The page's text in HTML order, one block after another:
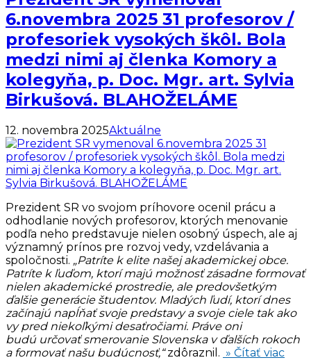
6.novembra 2025 31 profesorov /
profesoriek vysokých škôl. Bola
medzi nimi aj členka Komory a
kolegyňa, p. Doc. Mgr. art. Sylvia
Birkušová. BLAHOŽELÁME
12. novembra 2025Aktuálne
Prezident SR vo svojom príhovore ocenil prácu a
odhodlanie nových profesorov, ktorých menovanie
podľa neho predstavuje nielen osobný úspech, ale aj
významný prínos pre rozvoj vedy, vzdelávania a
spoločnosti. „Patríte k elite našej akademickej obce.
Patríte k ľuďom, ktorí majú možnosť zásadne formovať
nielen akademické prostredie, ale predovšetkým
ďalšie generácie študentov. Mladých ľudí, ktorí dnes
začínajú napĺňať svoje predstavy a svoje ciele tak ako
vy pred niekoľkými desaťročiami. Práve oni
budú určovať smerovanie Slovenska v ďalších rokoch
a formovať našu budúcnosť,“zdôraznil. » Čítať viac